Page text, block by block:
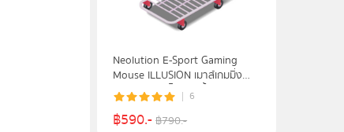
Neolution E-Sport Gaming
Mouse ILLUSION เมาส์เกมมิ่ง
เมาส์เล่นเกมส์ไร้สาย น้ำหนักเบา -
White
6
฿590.-฿790.-